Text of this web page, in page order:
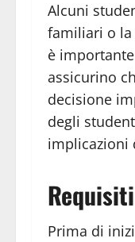
Alcuni
familiari o la
è
assicurino
decisione
degli
implicazioni
Prima di